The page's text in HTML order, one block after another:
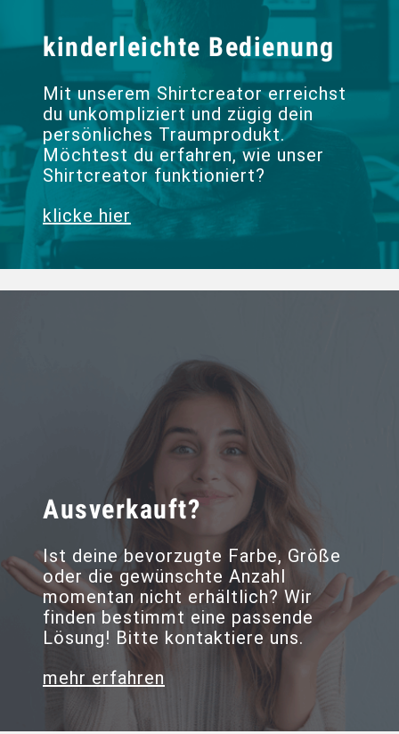
kinderleichte Bedienung
Mit unserem Shirtcreator erreichst
du unkompliziert und zügig dein
persönliches Traumprodukt.
Möchtest du erfahren, wie unser
Shirtcreator funktioniert?
klicke hier
Ausverkauft?
Ist deine bevorzugte Farbe, Größe
oder die gewünschte Anzahl
momentan nicht erhältlich? Wir
finden bestimmt eine passende
Lösung! Bitte kontaktiere uns.
mehr erfahren